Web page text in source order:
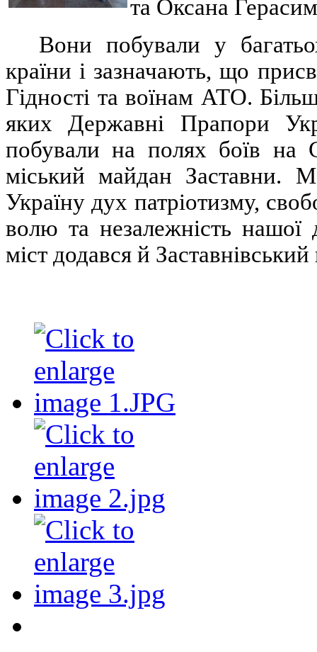
та Оксана
Вони побували у
країни і зазначають, що
Гідності та воїнам АТО.
яких Державні Прапори
побували на полях боїв на
міський майдан Заставни.
Україну дух патріотизму,
волю та незалежність нашої
міст додався й